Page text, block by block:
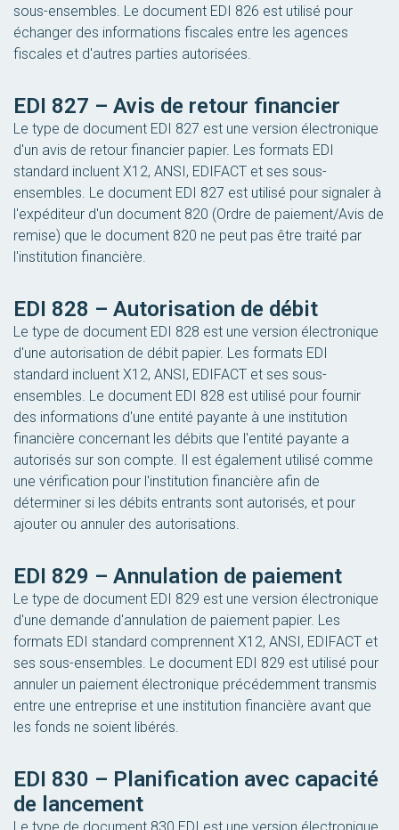
sous-ensembles. Le document EDI 826 est utilisé pour
échanger des informations fiscales entre les agences
fiscales et d'autres parties autorisées.
EDI 827 – Avis de retour financier
Le type de document EDI 827 est une version électronique
d'un avis de retour financier papier. Les formats EDI
standard incluent X12, ANSI, EDIFACT et ses sous-
ensembles. Le document EDI 827 est utilisé pour signaler à
l'expéditeur d'un document 820 (Ordre de paiement/Avis de
remise) que le document 820 ne peut pas être traité par
l'institution financière.
EDI 828 – Autorisation de débit
Le type de document EDI 828 est une version électronique
d'une autorisation de débit papier. Les formats EDI
standard incluent X12, ANSI, EDIFACT et ses sous-
ensembles. Le document EDI 828 est utilisé pour fournir
des informations d'une entité payante à une institution
financière concernant les débits que l'entité payante a
autorisés sur son compte. Il est également utilisé comme
une vérification pour l'institution financière afin de
déterminer si les débits entrants sont autorisés, et pour
ajouter ou annuler des autorisations.
EDI 829 – Annulation de paiement
Le type de document EDI 829 est une version électronique
d'une demande d'annulation de paiement papier. Les
formats EDI standard comprennent X12, ANSI, EDIFACT et
ses sous-ensembles. Le document EDI 829 est utilisé pour
annuler un paiement électronique précédemment transmis
entre une entreprise et une institution financière avant que
les fonds ne soient libérés.
EDI 830 – Planification avec capacité
de lancement